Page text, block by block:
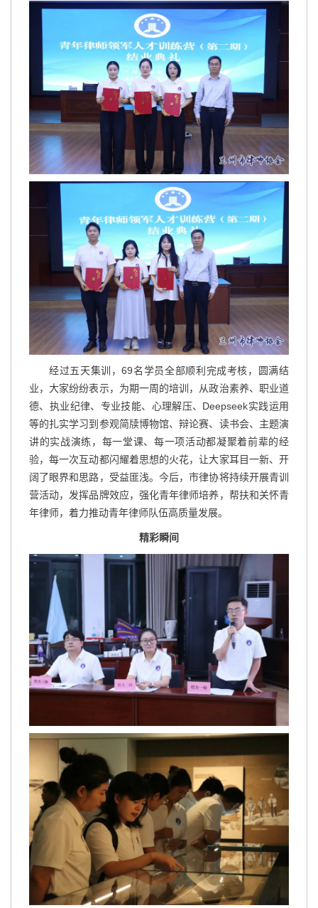
经过五天集训，69名学员全部顺利完成考核，圆满结
业，大家纷纷表示，为期一周的培训，从政治素养、职业道
德、执业纪律、专业技能、心理解压、Deepseek实践运用
等的扎实学习到参观简牍博物馆、辩论赛、读书会、主题演
讲的实战演练，每一堂课、每一项活动都凝聚着前辈的经
验，每一次互动都闪耀着思想的火花，让大家耳目一新、开
阔了眼界和思路，受益匪浅。今后，市律协将持续开展青训
营活动，发挥品牌效应，强化青年律师培养，帮扶和关怀青
年律师，着力推动青年律师队伍高质量发展。
精彩瞬间